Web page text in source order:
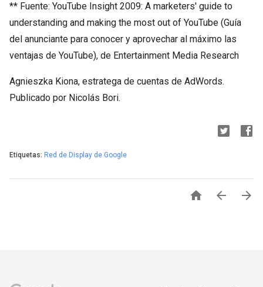
** Fuente: YouTube Insight 2009: A marketers' guide to
understanding and making the most out of YouTube (Guía
del anunciante para conocer y aprovechar al máximo las
ventajas de YouTube), de Entertainment Media Research
Agnieszka Kiona, estratega de cuentas de AdWords.
Publicado por Nicolás Bori.
Etiquetas: Red de Display de Google
  